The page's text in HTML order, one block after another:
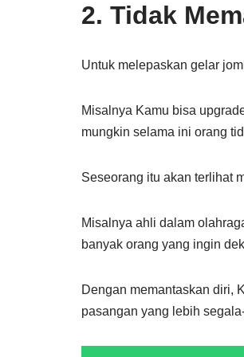
2. Tidak
Untuk melepaskan gelar
Misalnya Kamu bisa
mungkin selama ini orang
Seseorang itu akan terlihat
Misalnya ahli dalam
banyak orang yang ingin
Dengan memantaskan diri,
pasangan yang lebih